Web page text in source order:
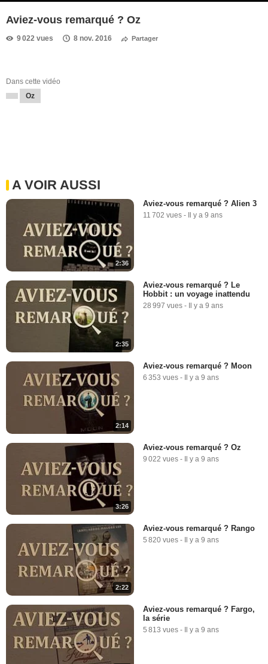
Aviez-vous remarqué ? Oz
9 022 vues 8 nov. 2016 Partager
Dans cette vidéo
Oz
A VOIR AUSSI
2:36
Aviez-vous remarqué ? Alien 3
11 702 vues - Il y a 9 ans
2:35
Aviez-vous remarqué ? Le
Hobbit : un voyage inattendu
28 997 vues - Il y a 9 ans
2:14
Aviez-vous remarqué ? Moon
6 353 vues - Il y a 9 ans
3:26
Aviez-vous remarqué ? Oz
9 022 vues - Il y a 9 ans
2:22
Aviez-vous remarqué ? Rango
5 820 vues - Il y a 9 ans
Aviez-vous remarqué ? Fargo,
la série
5 813 vues - Il y a 9 ans